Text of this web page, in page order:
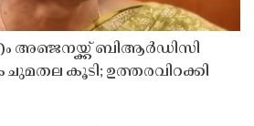
അഞ്ജനയ്ക്ക് ബിആർഡിസി
കൂടി; ഉത്തരവിറക്കി